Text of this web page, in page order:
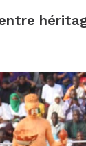
le lancement
Côte d'Ivoire